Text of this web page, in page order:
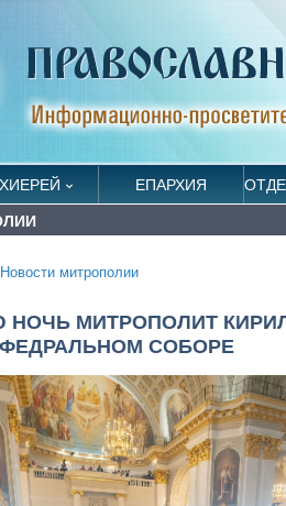
ЕПАРХИЯ
Новости митрополии
НОЧЬ МИТРОПОЛИТ
СОБОРЕ